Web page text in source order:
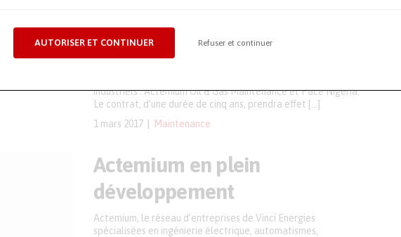
AUTORISER ET CONTINUER Refuser et continuer
1 mars 2017 Maintenance
Total confie le contrat de maintenance globale de l’unité
industriels : Actemium Oil & Gas Maintenance et Pace Nigeria.
Le contrat, d’une durée de cinq ans, prendra effet […]
Actemium en plein
développement
Actemium, le réseau d’entreprises de Vinci Energies
spécialisées en ingénierie électrique, automatismes,